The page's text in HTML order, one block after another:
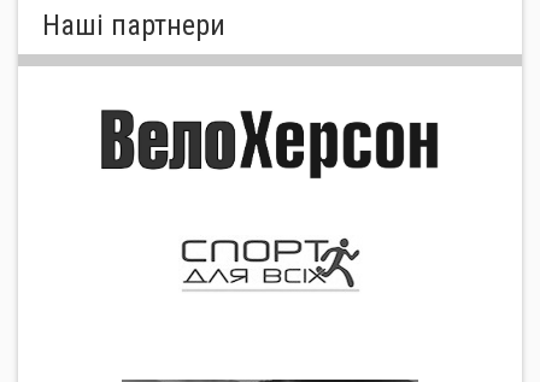
Нашi партнери